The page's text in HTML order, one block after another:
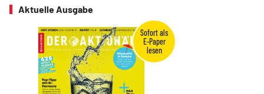
Aktuelle Ausgabe